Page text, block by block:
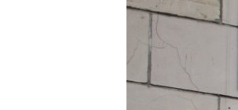
УКРАИНСКАЯ ПРОБЛЕМА КРЫМА